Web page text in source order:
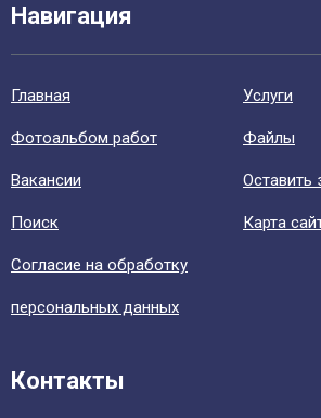
Навигация
Главная Уcлуги
Фотоальбом работ Файлы
Вакансии Оставить
Поиск Карта
Согласие на обработку
персональных данных
Контакты